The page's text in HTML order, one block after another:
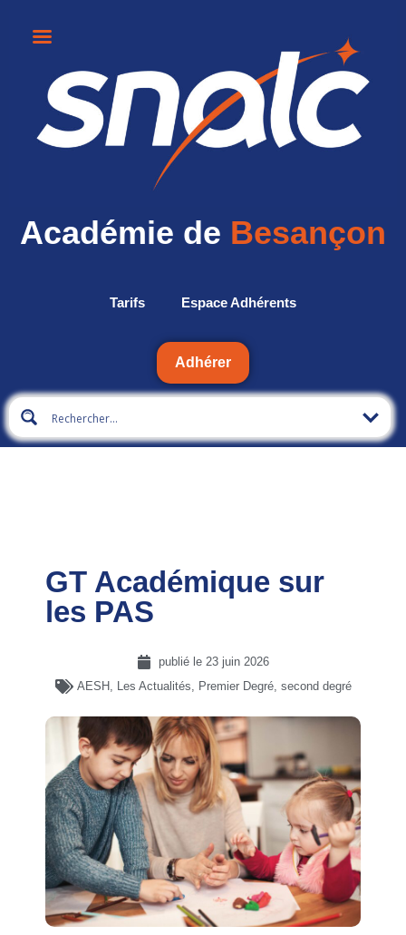
Académie de Besançon
Tarifs Espace Adhérents
Adhérer
GT Académique sur
les PAS
publié le 23 juin 2026
AESH , Les Actualités, Premier Degré, second degré